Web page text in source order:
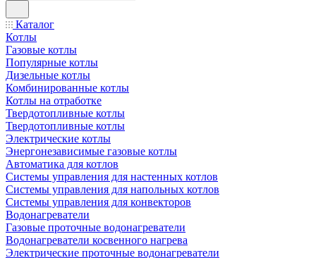
Каталог
Котлы
Газовые котлы
Популярные котлы
Дизельные котлы
Комбинированные котлы
Котлы на отработке
Твердотопливные котлы
Твердотопливные котлы
Электрические котлы
Энергонезависимые газовые котлы
Автоматика для котлов
Системы управления для настенных котлов
Системы управления для напольных котлов
Системы управления для конвекторов
Водонагреватели
Газовые проточные водонагреватели
Водонагреватели косвенного нагрева
Электрические проточные водонагреватели